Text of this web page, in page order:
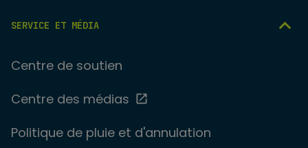
SERVICE ET MÉDIA
Centre de soutien
Centre des médias
Politique de pluie et d'annulation